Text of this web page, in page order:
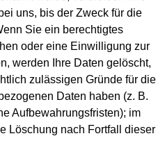
uns, bis der Zweck für die
Sie ein berechtigtes
oder eine Einwilligung zur
werden Ihre Daten gelöscht,
zulässigen Gründe für die
Daten haben (z. B.
Aufbewahrungsfristen); im
Löschung nach Fortfall dieser